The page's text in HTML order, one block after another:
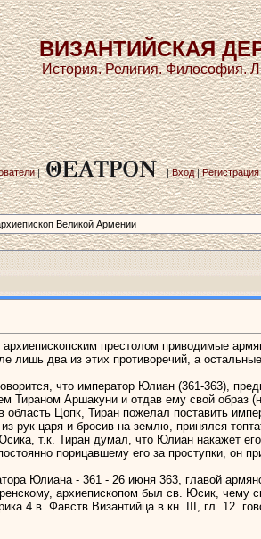
ВИЗАНТИЙСКАЯ
История. Религия. Философия.
| |Вход|Регистрация
Великой Армении
престолом приводимые
лишь два из этих противоречий, а
что император Юлиан (361-363),
Тираном Аршакуни и отдав ему свой образ
Цопк, Тиран пожелал поставить
рук царя и бросив на землю, принялся
т.к. Тиран думал, что Юлиан накажет
порицавшему его за проступки, он
Юлиана - 361 - 26 июня 363, главой
архиепископом был св. Юсик, чему
4 в. Фавств Византийца в кн. III, гл. 12.